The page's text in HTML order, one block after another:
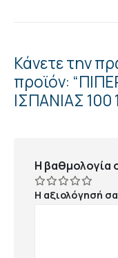
Κάνετε την
προϊόν:
ΙΣΠΑΝΙΑΣ 100
Η βαθμολογία
Η αξιολόγησή